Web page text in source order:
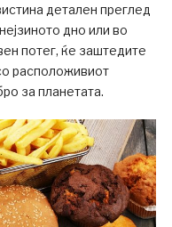
детален преглед
дно или во
потег, ќе заштедите
расположивиот
за планетата.